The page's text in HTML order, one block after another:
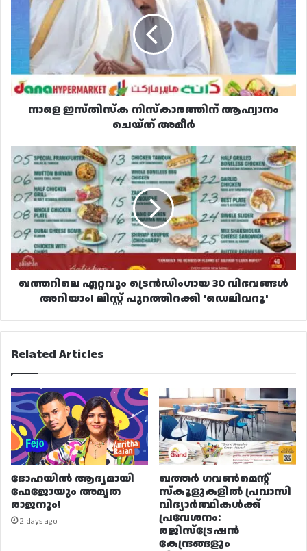
നിസ്കാരത്തിന്
ആഹ്വാനം
ചെയ്ത്
അമീർ
നാളെ ഇസ്തിസ്‌ക നിസ്കാരത്തിന് ആഹ്വാനം
ചെയ്ത് അമീർ
ഖത്തറിലെ
ഏറ്റവും
ട്രെൻഡിംഗായ
30
വിഭവങ്ങൾ
അറിയാം!
ലിസ്റ്റ്
പുറത്തിറക്കി
'ഡെലിവറൂ'
ഖത്തറിലെ ഏറ്റവും ട്രെൻഡിംഗായ 30 വിഭവങ്ങൾ
അറിയാം! ലിസ്റ്റ് പുറത്തിറക്കി 'ഡെലിവറൂ'
Related Articles
ദോഹയിൽ ആദ്യമായി
ഫേജോയും അമൃത
രാജനും!
2 days ago
ഖത്തർ ഗവൺമെന്റ്
സ്കൂളുകളിൽ പ്രവാസി
വിദ്യാർത്ഥികൾക്ക്
പ്രവേശനം:
രജിസ്ട്രേഷൻ
കേന്ദ്രങ്ങളും